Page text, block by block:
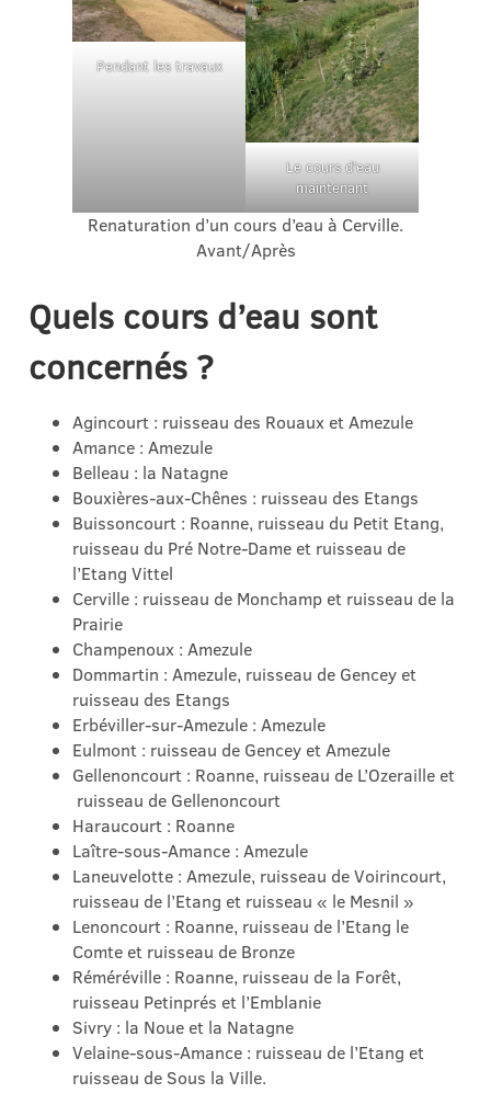
Pendant les travaux
Le cours d’eau
maintenant
Renaturation d’un cours d’eau à Cerville.
Avant/Après
Quels cours d’eau sont
concernés ?
Agincourt : ruisseau des Rouaux et Amezule
Amance : Amezule
Belleau : la Natagne
Bouxières-aux-Chênes : ruisseau des Etangs
Buissoncourt : Roanne, ruisseau du Petit Etang,
ruisseau du Pré Notre-Dame et ruisseau de
l’Etang Vittel
Cerville : ruisseau de Monchamp et ruisseau de la
Prairie
Champenoux : Amezule
Dommartin : Amezule, ruisseau de Gencey et
ruisseau des Etangs
Erbéviller-sur-Amezule : Amezule
Eulmont : ruisseau de Gencey et Amezule
Gellenoncourt : Roanne, ruisseau de L’Ozeraille et
ruisseau de Gellenoncourt
Haraucourt : Roanne
Laître-sous-Amance : Amezule
Laneuvelotte : Amezule, ruisseau de Voirincourt,
ruisseau de l’Etang et ruisseau « le Mesnil »
Lenoncourt : Roanne, ruisseau de l’Etang le
Comte et ruisseau de Bronze
Réméréville : Roanne, ruisseau de la Forêt,
ruisseau Petinprés et l’Emblanie
Sivry : la Noue et la Natagne
Velaine-sous-Amance : ruisseau de l’Etang et
ruisseau de Sous la Ville.